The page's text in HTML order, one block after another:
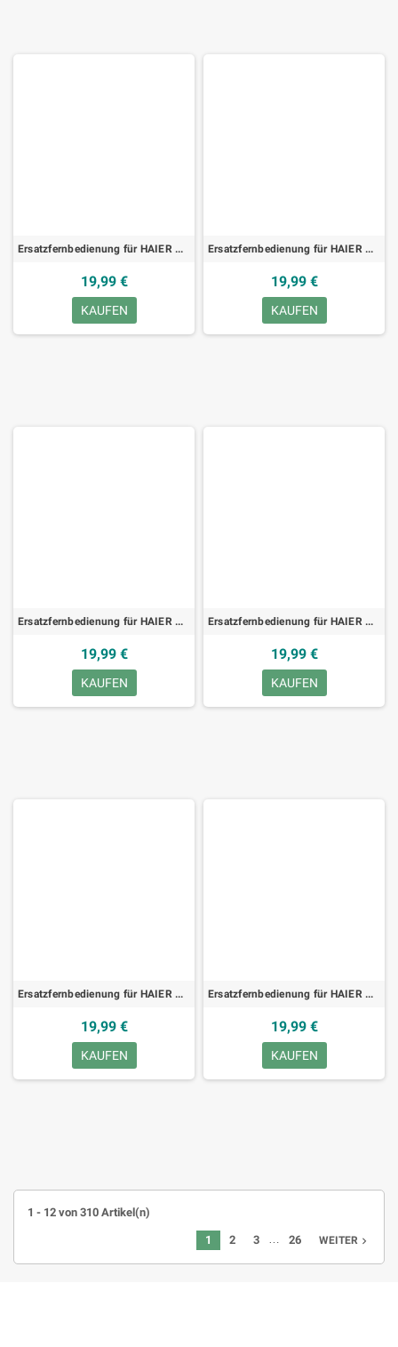
Ersatzfernbedienung für HAIER RC-202D, TV
19,99 €
KAUFEN
Ersatzfernbedienung für HAIER RC200, TV
19,99 €
KAUFEN
Ersatzfernbedienung für HAIER RC1123726/00, TV
19,99 €
KAUFEN
Ersatzfernbedienung für HAIER P42SV6-C1, TV
19,99 €
KAUFEN
Ersatzfernbedienung für HAIER P42S6A-C1, TV
19,99 €
KAUFEN
Ersatzfernbedienung für HAIER P42LV6-T1, TV
19,99 €
KAUFEN
1 - 12 von 310 Artikel(n)
1 2 3 … 26 WEITER 